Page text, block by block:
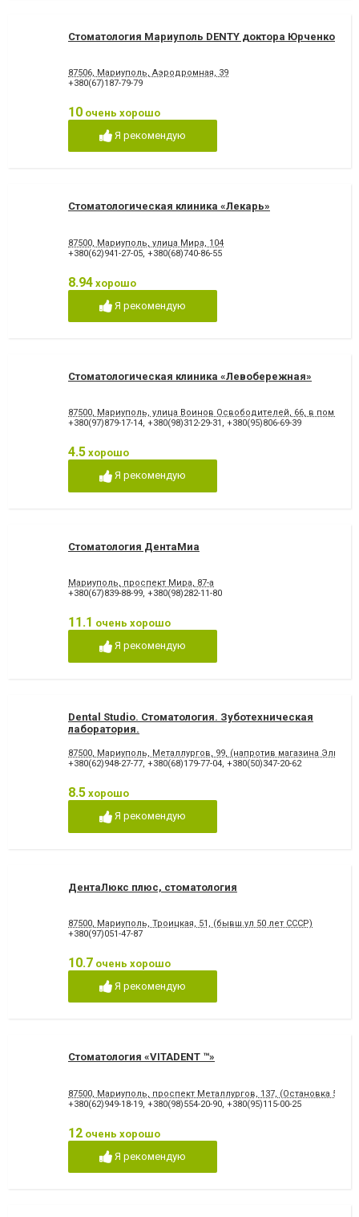
Стоматология Мариуполь DENTY доктора Юрченко
87506, Мариуполь, Аэродромная, 39
+380(67)187-79-79
10 очень хорошо
Я рекомендую
Стоматологическая клиника «Лекарь»
87500, Мариуполь, улица Мира, 104
+380(62)941-27-05, +380(68)740-86-55
8.94 хорошо
Я рекомендую
Стоматологическая клиника «Левобережная»
87500, Мариуполь, улица Воинов Освободителей, 66, в
+380(97)879-17-14, +380(98)312-29-31 , +380(95)806-69-39
4.5 хорошо
Я рекомендую
Стоматология ДентаМиа
Мариуполь, проспект Мира, 87-а
+380(67)839-88-99, +380(98)282-11-80
11.1 очень хорошо
Я рекомендую
Dental Studio. Cтоматология. Зуботехническая
лаборатория.
87500, Мариуполь, Металлургов, 99, (напротив магазина
+380(62)948-27-77, +380(68)179-77-04, +380(50)347-20-62
8.5 хорошо
Я рекомендую
ДентаЛюкс плюс, стоматология
87500, Мариуполь, Троицкая, 51, (бывш.ул 50 лет СССР)
+380(97)051-47-87
10.7 очень хорошо
Я рекомендую
Стоматология «VITADENT ™»
87500, Мариуполь, проспект Металлургов, 137, (Остановка 5-
+380(62)949-18-19 +380(98)554-20-90 +380(95)115-00-25
12 очень хорошо
Я рекомендую